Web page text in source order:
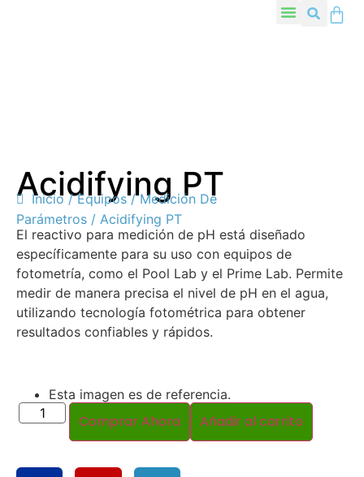
Acidifying PT
Inicio /Equipos/Medición De
Parámetros / Acidifying PT
El reactivo para medición de pH está diseñado
específicamente para su uso con equipos de
fotometría, como el Pool Lab y el Prime Lab. Permite
medir de manera precisa el nivel de pH en el agua,
utilizando tecnología fotométrica para obtener
resultados confiables y rápidos.
Esta imagen es de referencia.
Comprar Ahora Añadir al carrito